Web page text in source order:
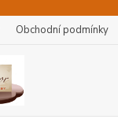
Obchodní podmínky